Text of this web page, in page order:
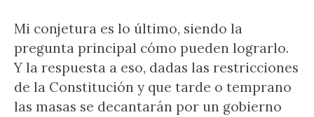
Mi conjetura es lo último, siendo la
pregunta principal cómo pueden lograrlo.
Y la respuesta a eso, dadas las restricciones
de la Constitución y que tarde o temprano
las masas se decantarán por un gobierno